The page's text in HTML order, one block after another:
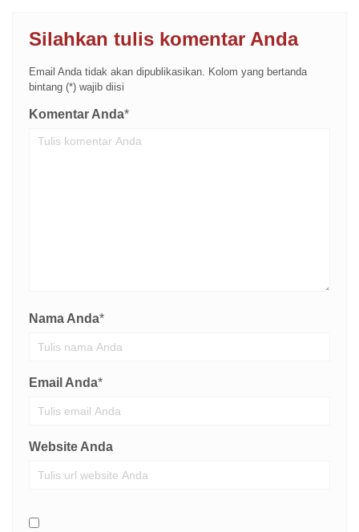
Silahkan tulis komentar Anda
Email Anda tidak akan dipublikasikan. Kolom yang bertanda
bintang (*) wajib diisi
Komentar Anda*
Nama Anda*
Email Anda*
Website Anda